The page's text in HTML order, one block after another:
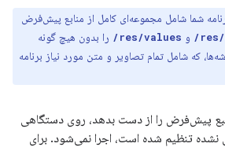
شما شامل مجموعه‌ای کامل از منابع پیش‌فرض
res/ و res/values/
را بدون هیچ گونه
که شامل تمام تصاویر و متن مورد نیاز برنامه
پیش‌فرض را از دست بدهد، روی دستگاهی
نشده تنظیم شده است، اجرا نمی‌شود. برای